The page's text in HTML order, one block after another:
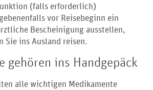
(falls erforderlich)
vor Reisebeginn ein
Bescheinigung ausstellen,
Sie ins Ausland reisen.
gehören ins Handgepäck
alle wichtigen Medikamente